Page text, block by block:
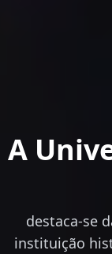
A
destaca-se
instituição